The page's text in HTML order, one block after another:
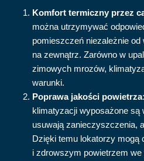
Komfort termiczny przez
można utrzymywać
pomieszczeń niezależnie
na zewnątrz. Zarówno w
zimowych mrozów,
warunki.
Poprawa jakości powietrza
klimatyzacji wyposażone są
usuwają zanieczyszczenia,
Dzięki temu lokatorzy
i zdrowszym powietrzem we